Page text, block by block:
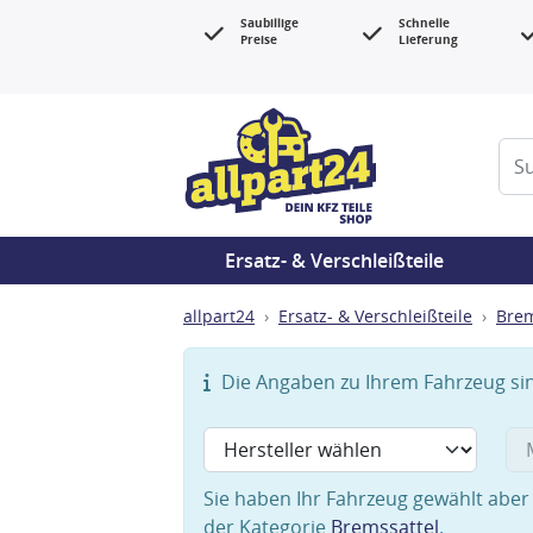
Saubillige
Preise
Schnelle
Lieferung
Ersatz- & Verschleißteile
allpart24 Ersatz- & Verschleißteile
Die Angaben zu Ihrem Fahrzeug
Sie haben Ihr Fahrzeug gewählt
der Kategorie Bremssattel.